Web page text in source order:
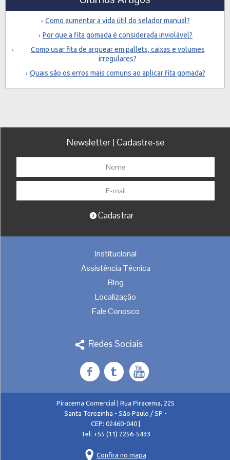
Como aumentar a vida útil do selador manual?
Por que a fita gomada é considerada inviolável?
Como usar fita de arquear em pallets, caixas e volumes
irregulares?
Quais são os erros mais comuns ao aplicar fita gomada?
Newsletter | Cadastre-se
Institucional
Assistência Técnica
Blog
Localização
Fale Conosco
Redes Sociais
Piracema Comercial
Rua Piracema, 225
Santa Terezinha - São Paulo / SP -
CEP: 02460-040
Tel: +55 (11) 2256-5433
Confira no mapa